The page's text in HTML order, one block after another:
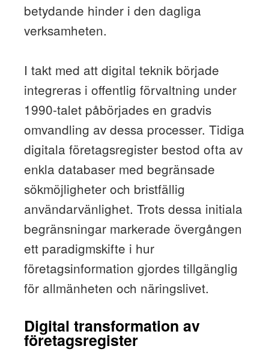
betydande hinder i den dagliga
verksamheten.
I takt med att digital teknik började
integreras i offentlig förvaltning under
1990-talet påbörjades en gradvis
omvandling av dessa processer. Tidiga
digitala företagsregister bestod ofta av
enkla databaser med begränsade
sökmöjligheter och bristfällig
användarvänlighet. Trots dessa initiala
begränsningar markerade övergången
ett paradigmskifte i hur
företagsinformation gjordes tillgänglig
för allmänheten och näringslivet.
Digital transformation av
företagsregister